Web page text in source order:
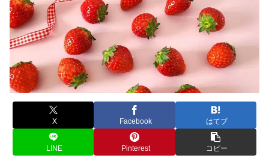
X Facebook はてブ
LINE Pinterest コピー